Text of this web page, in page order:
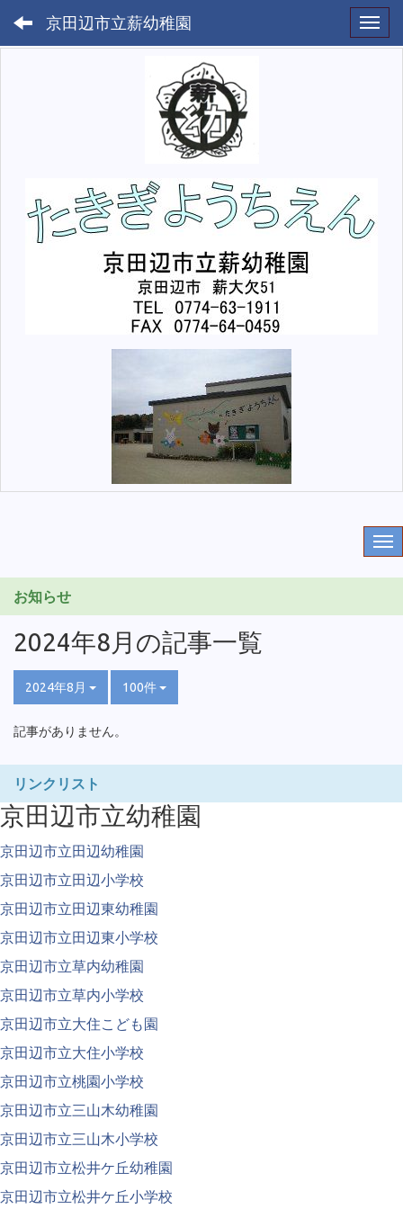
京田辺市立薪幼稚園
お知らせ
2024年8月の記事一覧
2024年8月 100件
記事がありません。
リンクリスト
京田辺市立幼稚園
京田辺市立田辺幼稚園
京田辺市立田辺小学校
京田辺市立田辺東幼稚園
京田辺市立田辺東小学校
京田辺市立草内幼稚園
京田辺市立草内小学校
京田辺市立大住こども園
京田辺市立大住小学校
京田辺市立桃園小学校
京田辺市立三山木幼稚園
京田辺市立三山木小学校
京田辺市立松井ケ丘幼稚園
京田辺市立松井ケ丘小学校